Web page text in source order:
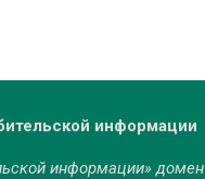
информации
информации» домен